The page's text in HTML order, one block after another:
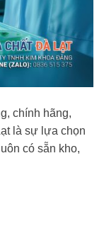
chính hãng,
là sự lựa chọn
có sẵn kho,